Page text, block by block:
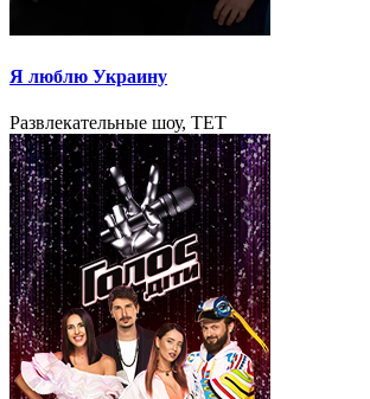
Я люблю Украину
Развлекательные шоу, TET